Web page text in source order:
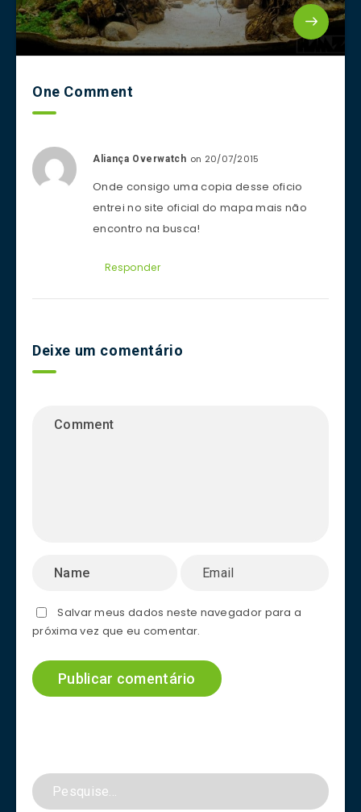
One Comment
Aliança Overwatch on 20/07/2015
Onde consigo uma copia desse oficio
entrei no site oficial do mapa mais não
encontro na busca!
Responder
Deixe um comentário
Salvar meus dados neste navegador para a
próxima vez que eu comentar.